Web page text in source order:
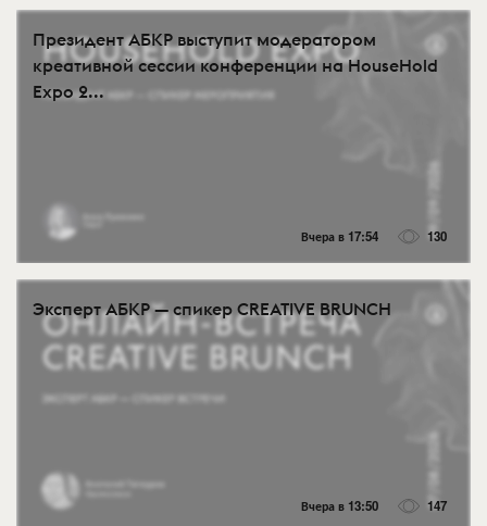
Президент АБКР выступит модератором
креативной сессии конференции на HouseHold
Expo 2...
Вчера в 17:54 130
Эксперт АБКР — спикер CREATIVE BRUNCH
Вчера в 13:50 147